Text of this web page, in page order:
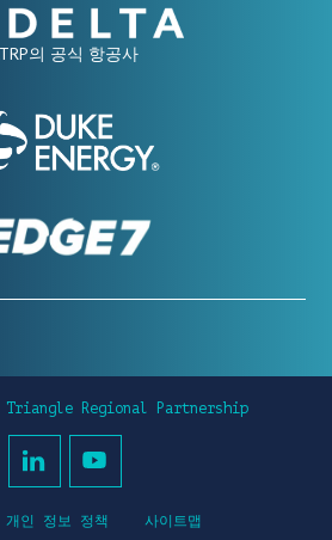
의 공식 항공사
Triangle Regional Partnership
개인 정보 정책 사이트맵